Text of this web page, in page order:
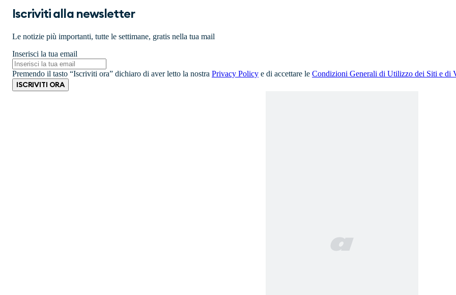
Iscriviti alla newsletter
Le notizie più importanti, tutte le settimane, gratis nella tua mail
Inserisci la tua email
Premendo il tasto “Iscriviti ora” dichiaro di aver letto la nostra Privacy Policy e di accettare le Condizioni Generali di Utilizzo dei Siti e di
ISCRIVITI ORA